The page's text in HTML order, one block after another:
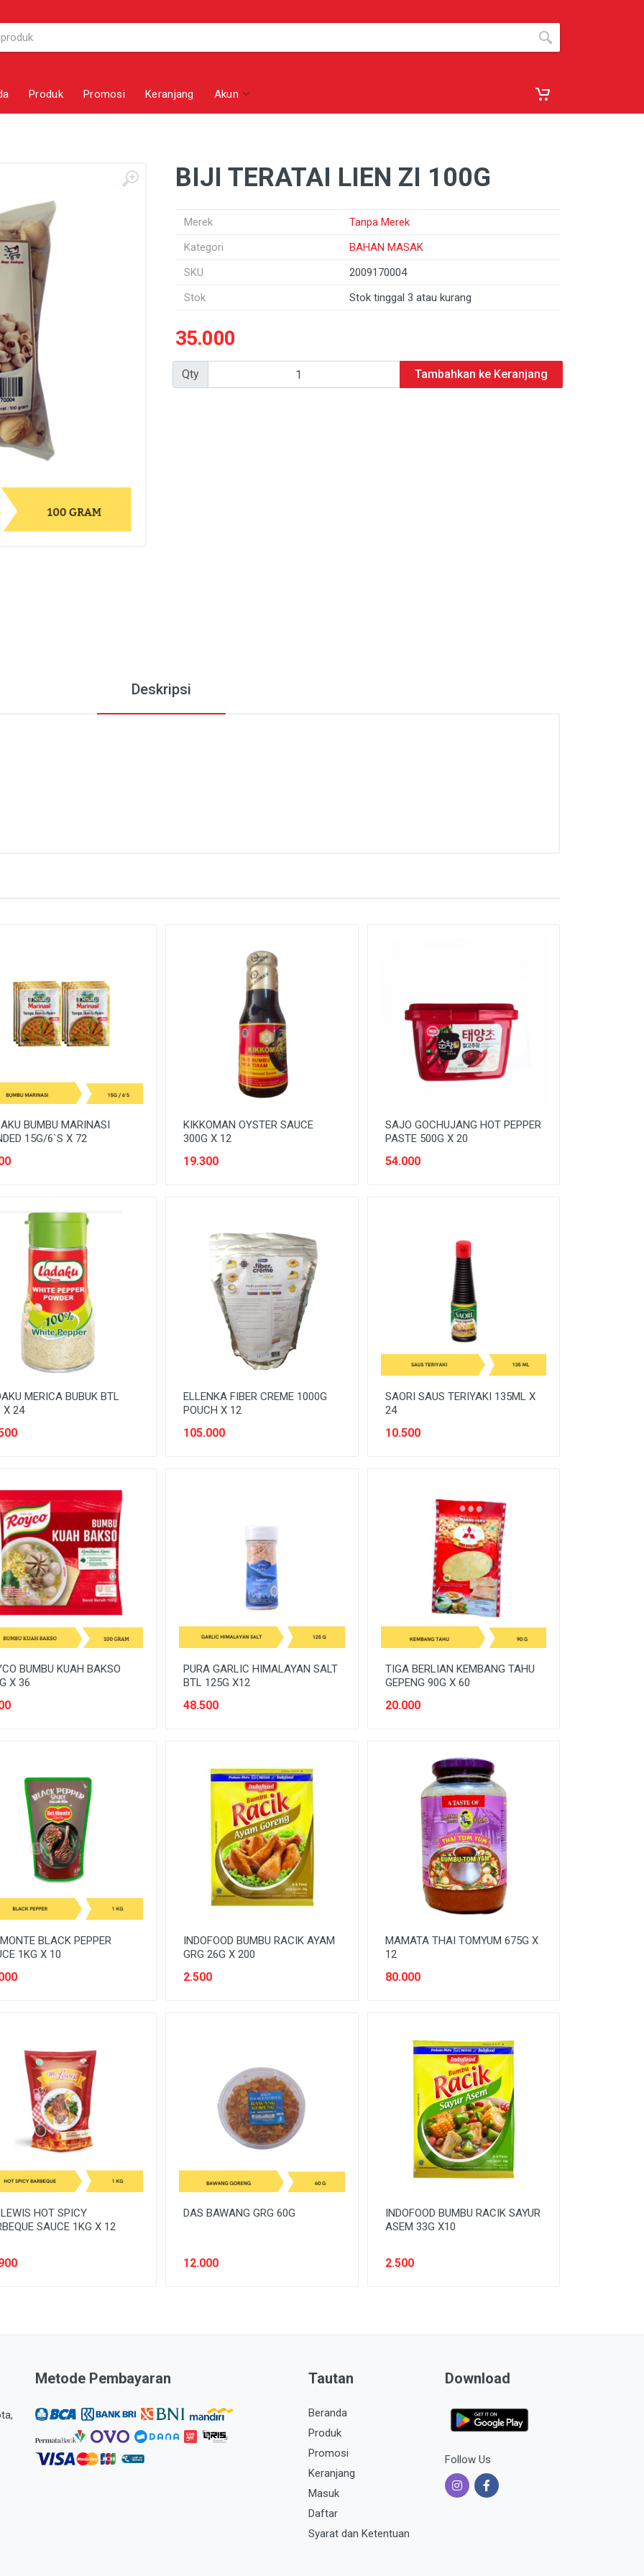
Produk Promosi Keranjang Akun
BIJI TERATAI LIEN ZI 100G
Merek
Tanpa Merek
Kategori
BAHAN MASAK
SKU
2009170004
Stok
Stok tinggal 3 atau kurang
35.000
Qty Tambahkan ke Keranjang
Deskripsi
BUMBU MARINASI
15G/6`S X 72
KIKKOMAN OYSTER SAUCE
300G X 12
19.300
SAJO GOCHUJANG HOT PEPPER
PASTE 500G X 20
54.000
MERICA BUBUK BTL
X 24
ELLENKA FIBER CREME 1000G
POUCH X 12
105.000
SAORI SAUS TERIYAKI 135ML X
24
10.500
BUMBU KUAH BAKSO
X 36
PURA GARLIC HIMALAYAN SALT
BTL 125G X12
48.500
TIGA BERLIAN KEMBANG TAHU
GEPENG 90G X 60
20.000
BLACK PEPPER
1KG X 10
INDOFOOD BUMBU RACIK AYAM
GRG 26G X 200
2.500
MAMATA THAI TOMYUM 675G X
12
80.000
HOT SPICY
SAUCE 1KG X 12
DAS BAWANG GRG 60G
12.000
INDOFOOD BUMBU RACIK SAYUR
ASEM 33G X10
2.500
Metode Pembayaran Tautan
Beranda
Produk
Promosi
Keranjang
Masuk
Daftar
Syarat dan Ketentuan
Download
Follow Us